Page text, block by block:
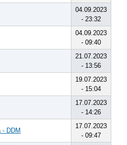
04.09.2023
- 23:32
04.09.2023
- 09:40
21.07.2023
- 13:56
19.07.2023
- 15:04
17.07.2023
- 14:26
DDM
17.07.2023
- 09:47